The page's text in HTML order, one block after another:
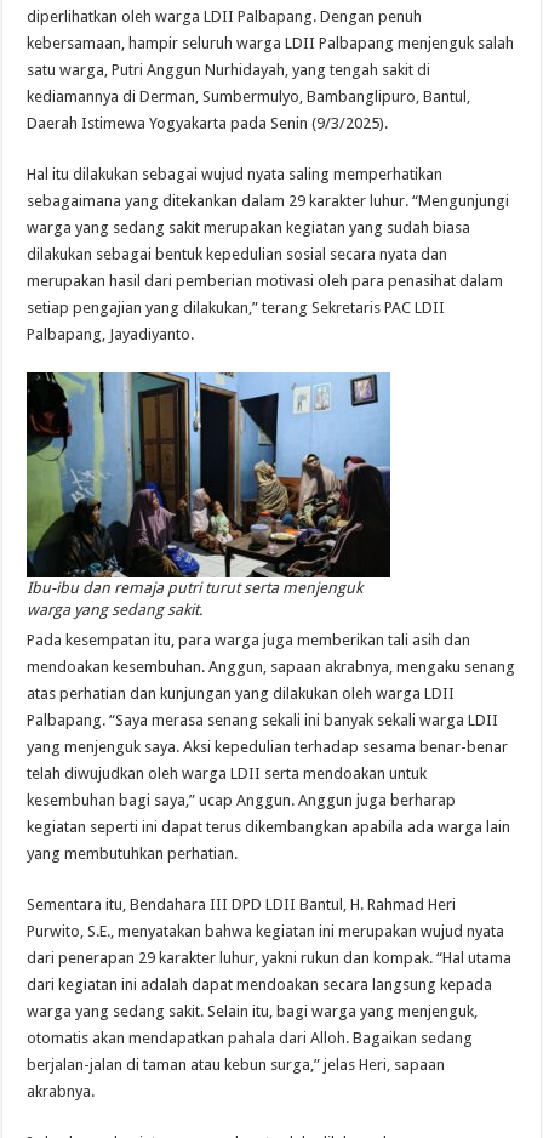
diperlihatkan oleh warga LDII Palbapang. Dengan penuh
kebersamaan, hampir seluruh warga LDII Palbapang menjenguk salah
satu warga, Putri Anggun Nurhidayah, yang tengah sakit di
kediamannya di Derman, Sumbermulyo, Bambanglipuro, Bantul,
Daerah Istimewa Yogyakarta pada Senin (9/3/2025).
Hal itu dilakukan sebagai wujud nyata saling memperhatikan
sebagaimana yang ditekankan dalam 29 karakter luhur. “Mengunjungi
warga yang sedang sakit merupakan kegiatan yang sudah biasa
dilakukan sebagai bentuk kepedulian sosial secara nyata dan
merupakan hasil dari pemberian motivasi oleh para penasihat dalam
setiap pengajian yang dilakukan,” terang Sekretaris PAC LDII
Palbapang, Jayadiyanto.
Ibu-ibu dan remaja putri turut serta menjenguk
warga yang sedang sakit.
Pada kesempatan itu, para warga juga memberikan tali asih dan
mendoakan kesembuhan. Anggun, sapaan akrabnya, mengaku senang
atas perhatian dan kunjungan yang dilakukan oleh warga LDII
Palbapang. “Saya merasa senang sekali ini banyak sekali warga LDII
yang menjenguk saya. Aksi kepedulian terhadap sesama benar-benar
telah diwujudkan oleh warga LDII serta mendoakan untuk
kesembuhan bagi saya,” ucap Anggun. Anggun juga berharap
kegiatan seperti ini dapat terus dikembangkan apabila ada warga lain
yang membutuhkan perhatian.
Sementara itu, Bendahara III DPD LDII Bantul, H. Rahmad Heri
Purwito, S.E., menyatakan bahwa kegiatan ini merupakan wujud nyata
dari penerapan 29 karakter luhur, yakni rukun dan kompak. “Hal utama
dari kegiatan ini adalah dapat mendoakan secara langsung kepada
warga yang sedang sakit. Selain itu, bagi warga yang menjenguk,
otomatis akan mendapatkan pahala dari Alloh. Bagaikan sedang
berjalan-jalan di taman atau kebun surga,” jelas Heri, sapaan
akrabnya.